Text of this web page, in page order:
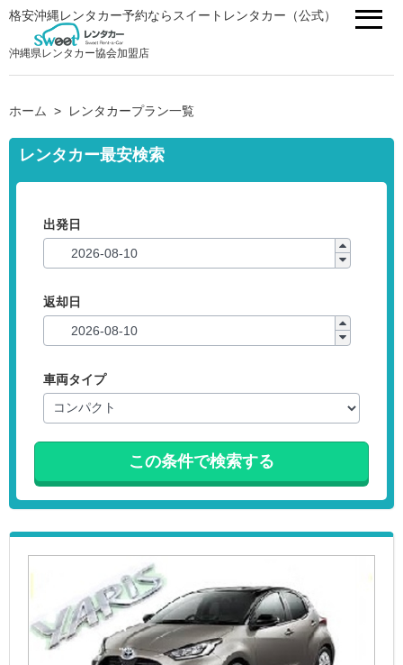
格安沖縄レンタカー予約ならスイートレンタカー（公式）
沖縄県レンタカー協会加盟店
ホーム レンタカープラン一覧
レンタカー最安検索
出発日
返却日
車両タイプ
この条件で検索する